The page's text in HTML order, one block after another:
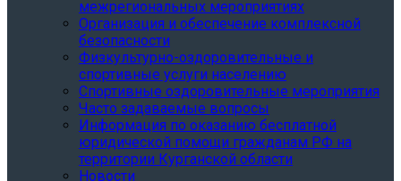
межрегиональных мероприятиях
Организация и обеспечение комплексной
безопасности
Физкультурно-оздоровительные и
спортивные услуги населению
Спортивные оздоровительные мероприятия
Часто задаваемые вопросы
Информация по оказанию бесплатной
юридической помощи гражданам РФ на
территории Курганской области
Новости